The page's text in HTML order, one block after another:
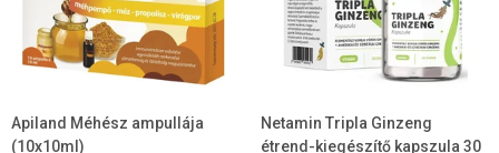
Apiland Méhész ampullája
(10x10ml)
Netamin Tripla Ginzeng
étrend-kiegészítő kapszula 30